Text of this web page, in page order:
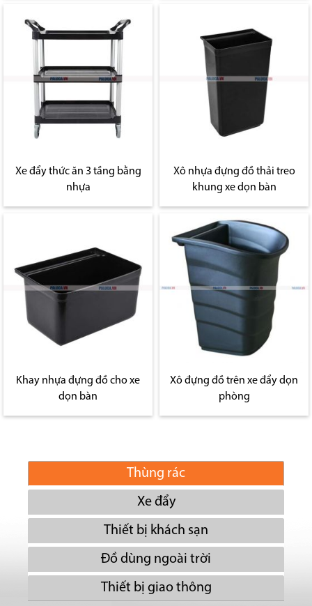
Xe đẩy thức ăn 3 tầng bằng
nhựa
Xô nhựa đựng đồ thải treo
khung xe dọn bàn
Khay nhựa đựng đồ cho xe
dọn bàn
Xô đựng đồ trên xe đẩy dọn
phòng
Thùng rác
Xe đẩy
Thiết bị khách sạn
Đồ dùng ngoài trời
Thiết bị giao thông